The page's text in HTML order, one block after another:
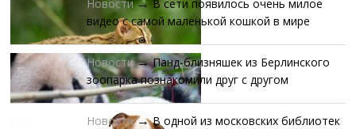
Новости → В сети появилось очень милое
видео с самой маленькой кошкой в мире
Новости → Панд-близняшек из Берлинского
зоопарка познакомили друг с другом
Новости → В одной из московских библиотек